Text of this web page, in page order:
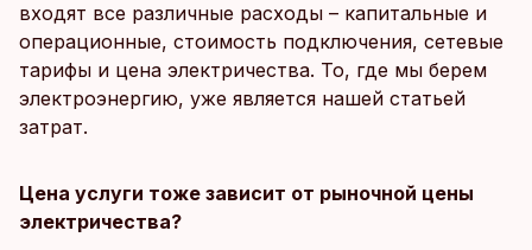
входят все различные расходы – капитальные и
операционные, стоимость подключения, сетевые
тарифы и цена электричества. То, где мы берем
электроэнергию, уже является нашей статьей
затрат.
Цена услуги тоже зависит от рыночной цены
электричества?